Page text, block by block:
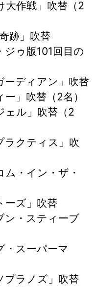
作戦」吹替（2
跡」吹替
ゥ版101回目の
ディアン」吹替
」吹替（2名）
ェル」吹替（2
クティス」吹
・イン・ザ・
ーズ」吹替
ン・スティーブ
スーパーマ
プラノズ」吹替